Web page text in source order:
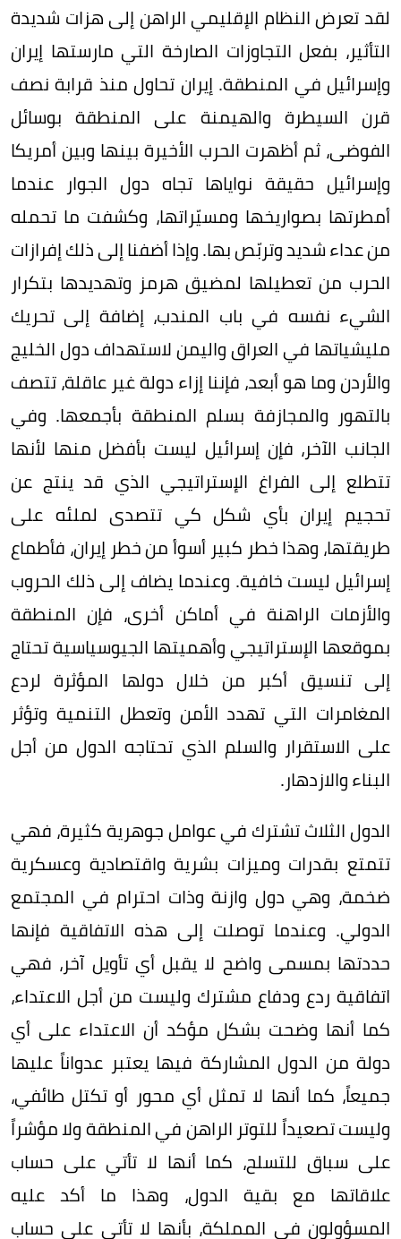
لقد تعرض النظام الإقليمي الراهن إلى هزات شديدة
التأثير، بفعل التجاوزات الصارخة التي مارستها إيران
وإسرائيل في المنطقة. إيران تحاول منذ قرابة نصف
قرن السيطرة والهيمنة على المنطقة بوسائل
الفوضى، ثم أظهرت الحرب الأخيرة بينها وبين أمريكا
وإسرائيل حقيقة نواياها تجاه دول الجوار عندما
أمطرتها بصواريخها ومسيّراتها، وكشفت ما تحمله
من عداء شديد وتربّص بها. وإذا أضفنا إلى ذلك إفرازات
الحرب من تعطيلها لمضيق هرمز وتهديدها بتكرار
الشيء نفسه في باب المندب، إضافة إلى تحريك
مليشياتها في العراق واليمن لاستهداف دول الخليج
والأردن وما هو أبعد، فإننا إزاء دولة غير عاقلة، تتصف
بالتهور والمجازفة بسلم المنطقة بأجمعها. وفي
الجانب الآخر، فإن إسرائيل ليست بأفضل منها لأنها
تتطلع إلى الفراغ الإستراتيجي الذي قد ينتج عن
تحجيم إيران بأي شكل كي تتصدى لملئه على
طريقتها، وهذا خطر كبير أسوأ من خطر إيران، فأطماع
إسرائيل ليست خافية. وعندما يضاف إلى ذلك الحروب
والأزمات الراهنة في أماكن أخرى، فإن المنطقة
بموقعها الإستراتيجي وأهميتها الجيوسياسية تحتاج
إلى تنسيق أكبر من خلال دولها المؤثرة لردع
المغامرات التي تهدد الأمن وتعطل التنمية وتؤثر
على الاستقرار والسلم الذي تحتاجه الدول من أجل
البناء والازدهار.
الدول الثلاث تشترك في عوامل جوهرية كثيرة، فهي
تتمتع بقدرات وميزات بشرية واقتصادية وعسكرية
ضخمة، وهي دول وازنة وذات احترام في المجتمع
الدولي. وعندما توصلت إلى هذه الاتفاقية فإنها
حددتها بمسمى واضح لا يقبل أي تأويل آخر، فهي
اتفاقية ردع ودفاع مشترك وليست من أجل الاعتداء،
كما أنها وضحت بشكل مؤكد أن الاعتداء على أي
دولة من الدول المشاركة فيها يعتبر عدواناً عليها
جميعاً، كما أنها لا تمثل أي محور أو تكتل طائفي،
وليست تصعيداً للتوتر الراهن في المنطقة ولا مؤشراً
على سباق للتسلح، كما أنها لا تأتي على حساب
علاقاتها مع بقية الدول، وهذا ما أكد عليه
المسؤولون في المملكة، بأنها لا تأتي على حساب